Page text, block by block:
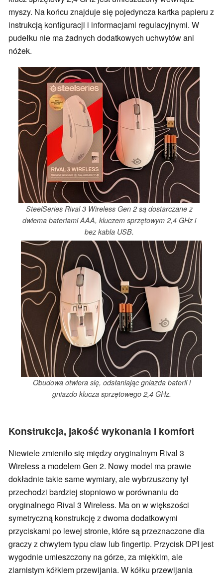
myszy. Na końcu znajduje się pojedyncza kartka papieru z
instrukcją konfiguracji i informacjami regulacyjnymi. W
pudełku nie ma żadnych dodatkowych uchwytów ani
nóżek.
SteelSeries Rival 3 Wireless Gen 2 są dostarczane z
dwiema bateriami AAA, kluczem sprzętowym 2,4 GHz i
bez kabla USB.
Obudowa otwiera się, odsłaniając gniazda baterii i
gniazdo klucza sprzętowego 2,4 GHz.
Konstrukcja, jakość wykonania i komfort
Niewiele zmieniło się między oryginalnym Rival 3
Wireless a modelem Gen 2. Nowy model ma prawie
dokładnie takie same wymiary, ale wybrzuszony tył
przechodzi bardziej stopniowo w porównaniu do
oryginalnego Rival 3 Wireless. Ma on w większości
symetryczną konstrukcję z dwoma dodatkowymi
przyciskami po lewej stronie, które są przeznaczone dla
graczy z chwytem typu claw lub fingertip. Przycisk DPI jest
wygodnie umieszczony na górze, za miękkim, ale
ziarnistym kółkiem przewijania. W kółku przewijania